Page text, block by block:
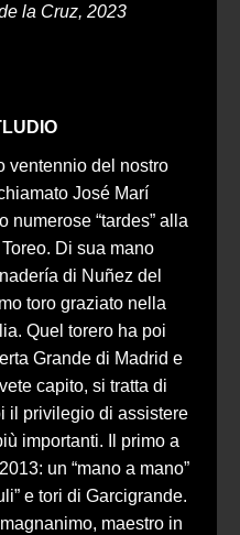
la Cruz, 2023
ventennio del nostro
José Marí
numerose “tardes” alla
Di sua mano
di Nuñez del
toro graziato nella
Quel torero ha poi
Grande di Madrid e
capito, si tratta di
il privilegio di assistere
importanti. Il primo a
un “mano a mano”
e tori di Garcigrande.
maestro in